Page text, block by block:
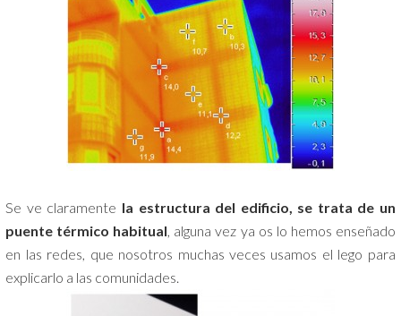
Se ve claramente la estructura del edificio, se trata de un
puente térmico habitual, alguna vez ya os lo hemos enseñado
en las redes, que nosotros muchas veces usamos el lego para
explicarlo a las comunidades.